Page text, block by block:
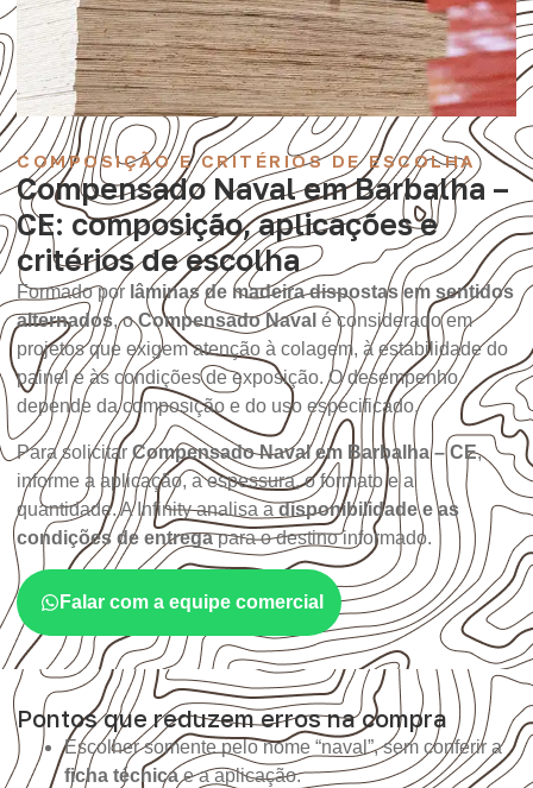
COMPOSIÇÃO E CRITÉRIOS DE ESCOLHA
Compensado Naval em Barbalha –
CE: composição, aplicações e
critérios de escolha
Formado por lâminas de madeira dispostas em sentidos
alternados, oCompensado Naval é considerado em
projetos que exigem atenção à colagem, à estabilidade do
painel e às condições de exposição. O desempenho
depende da composição e do uso especificado.
Para solicitar Compensado Naval em Barbalha – CE,
informe a aplicação, a espessura, o formato e a
quantidade. A Infinity analisa adisponibilidade e as
condições de entregapara o destino informado.
Falar com a equipe comercial
Pontos que reduzem erros na compra
Escolher somente pelo nome “naval”, sem conferir a
ficha técnicae a aplicação.